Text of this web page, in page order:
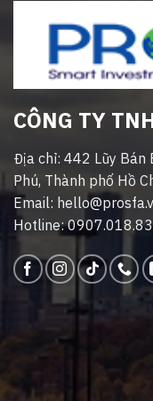
CÔNG TY
Địa chỉ: 442 Lũy Bán
Phú, Thành phố Hồ
Email:
Hotline: